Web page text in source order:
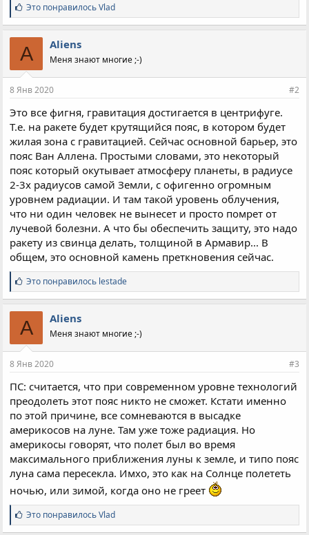
С
и
м
п
а
т
и
:
Это понравилосьVlad
A Aliens
Меня знают многие ;-)
8 Янв 2020 #2
Это все фигня, гравитация достигается в центрифуге.
Т.е. на ракете будет крутящийся пояс, в котором будет
жилая зона с гравитацией. Сейчас основной барьер, это
пояс Ван Аллена. Простыми словами, это некоторый
пояс который окутывает атмосферу планеты, в радиусе
2-3х радиусов самой Земли, с офигенно огромным
уровнем радиации. И там такой уровень облучения,
что ни один человек не вынесет и просто помрет от
лучевой болезни. А что бы обеспечить защиту, это надо
ракету из свинца делать, толщиной в Армавир... В
общем, это основной камень преткновения сейчас.
С
и
м
п
а
т
и
:
Это понравилось lestade
A Aliens
Меня знают многие ;-)
8 Янв 2020 #3
ПС: считается, что при современном уровне технологий
преодолеть этот пояс никто не сможет. Кстати именно
по этой причине, все сомневаются в высадке
америкосов на луне. Там уже тоже радиация. Но
америкосы говорят, что полет был во время
максимального приближения луны к земле, и типо пояс
луна сама пересекла. Имхо, это как на Солнце полететь
ночью, или зимой, когда оно не греет
С
и
Это понравилосьVlad